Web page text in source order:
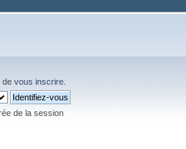
devous inscrire
de la session